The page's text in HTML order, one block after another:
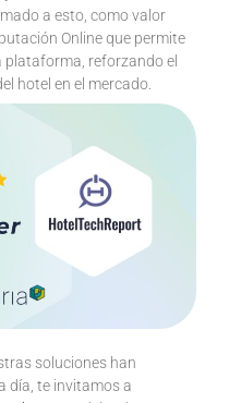
a esto, como valor
Online que permite
plataforma, reforzando el
hotel en el mercado.
soluciones han
día, te invitamos a